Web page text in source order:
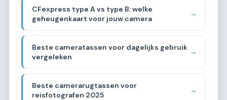
CFexpress type A vs type B: welke
geheugenkaart voor jouw camera
→
Beste cameratassen voor dagelijks gebruik
vergeleken
→
Beste camerarugtassen voor
reisfotografen 2025
→